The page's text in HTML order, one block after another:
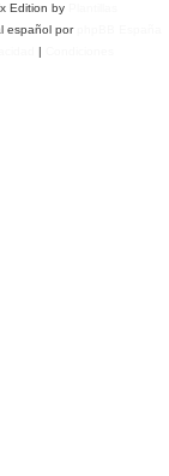
Edition by
español por
|